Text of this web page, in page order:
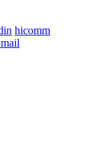
hicomm